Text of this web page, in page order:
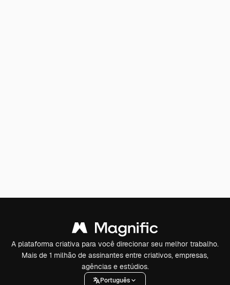
A plataforma criativa para você direcionar seu melhor trabalho.
Mais de 1 milhão de assinantes entre criativos, empresas,
agências e estúdios.
Português